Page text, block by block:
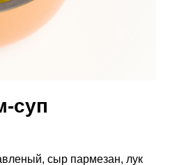
суп
сыр пармезан, лук